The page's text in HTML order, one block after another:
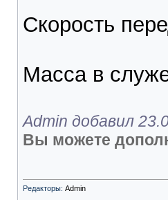
Скорость
Масса в
Admin добавил
Вы можете
Редакторы: Admin